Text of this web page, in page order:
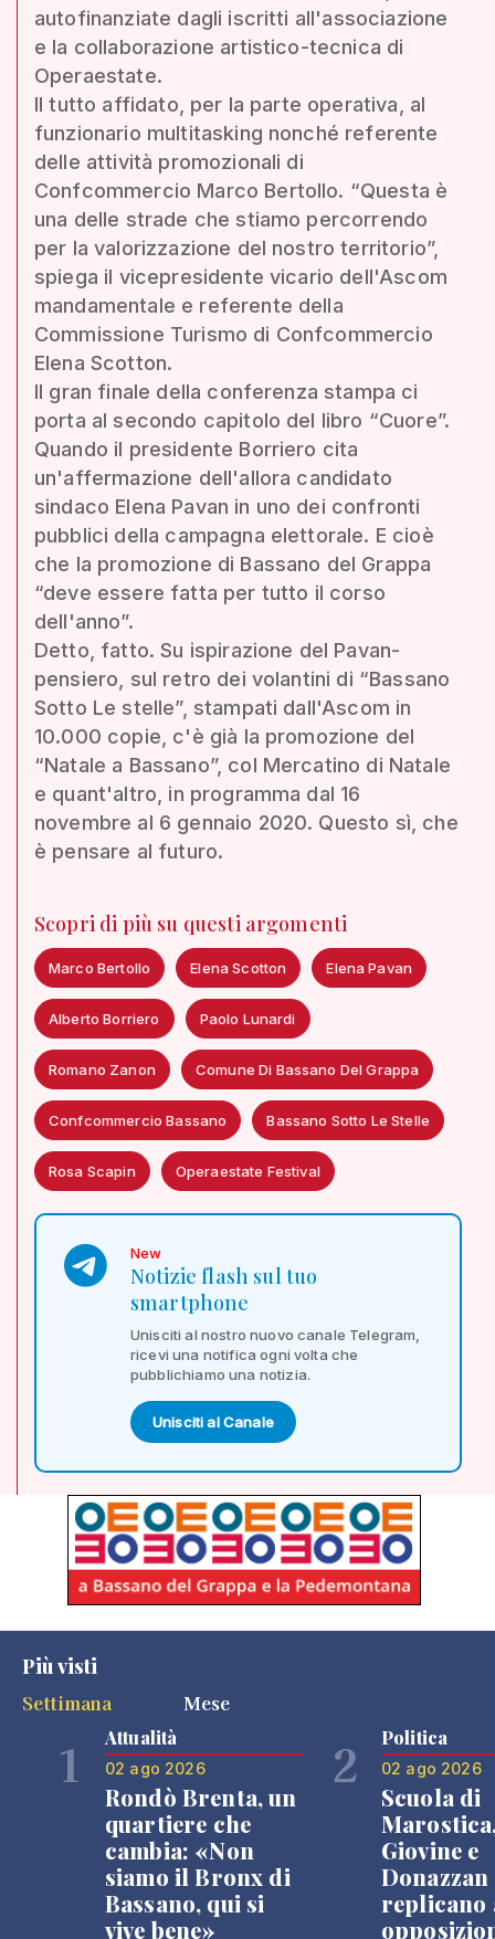
autofinanziate dagli iscritti all'associazione
e la collaborazione artistico-tecnica di
Operaestate.
Il tutto affidato, per la parte operativa, al
funzionario multitasking nonché referente
delle attività promozionali di
Confcommercio Marco Bertollo. “Questa è
una delle strade che stiamo percorrendo
per la valorizzazione del nostro territorio”,
spiega il vicepresidente vicario dell'Ascom
mandamentale e referente della
Commissione Turismo di Confcommercio
Elena Scotton.
Il gran finale della conferenza stampa ci
porta al secondo capitolo del libro “Cuore”.
Quando il presidente Borriero cita
un'affermazione dell'allora candidato
sindaco Elena Pavan in uno dei confronti
pubblici della campagna elettorale. E cioè
che la promozione di Bassano del Grappa
“deve essere fatta per tutto il corso
dell'anno”.
Detto, fatto. Su ispirazione del Pavan-
pensiero, sul retro dei volantini di “Bassano
Sotto Le stelle”, stampati dall'Ascom in
10.000 copie, c'è già la promozione del
“Natale a Bassano”, col Mercatino di Natale
e quant'altro, in programma dal 16
novembre al 6 gennaio 2020. Questo sì, che
è pensare al futuro.
Scopri di più su questi argomenti
Marco Bertollo Elena Scotton Elena Pavan
Alberto Borriero Paolo Lunardi
Romano Zanon Comune Di Bassano Del Grappa
Confcommercio Bassano Bassano Sotto Le Stelle
Rosa Scapin Operaestate Festival
New
Notizie flash sul tuo
smartphone
Unisciti al nostro nuovo canale Telegram,
ricevi una notifica ogni volta che
pubblichiamo una notizia.
Unisciti al Canale
Più visti
Settimana
Mese
1 Attualità
02 ago 2026
Rondò Brenta, un
quartiere che
cambia: «Non
siamo il Bronx di
Bassano, qui si
vive bene»
2 Politica
02 ago 2026
Scuola di
Giovine e
Donazzan
replicano